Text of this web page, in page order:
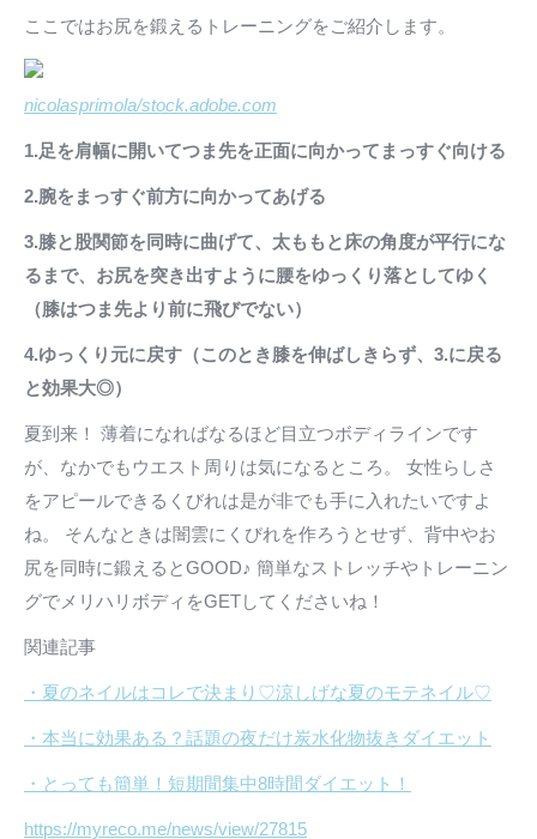
ここではお尻を鍛えるトレーニングをご紹介します。
nicolasprimola/stock.adobe.com
1.足を肩幅に開いてつま先を正面に向かってまっすぐ向ける
2.腕をまっすぐ前方に向かってあげる
3.膝と股関節を同時に曲げて、太ももと床の角度が平行にな
るまで、お尻を突き出すように腰をゆっくり落としてゆく
（膝はつま先より前に飛びでない）
4.ゆっくり元に戻す（このとき膝を伸ばしきらず、3.に戻る
と効果大◎）
夏到来！ 薄着になればなるほど目立つボディラインです
が、なかでもウエスト周りは気になるところ。 女性らしさ
をアピールできるくびれは是が非でも手に入れたいですよ
ね。 そんなときは闇雲にくびれを作ろうとせず、背中やお
尻を同時に鍛えるとGOOD♪ 簡単なストレッチやトレーニン
グでメリハリボディをGETしてくださいね！
関連記事
・夏のネイルはコレで決まり♡涼しげな夏のモテネイル♡
・本当に効果ある？話題の夜だけ炭水化物抜きダイエット
・とっても簡単！短期間集中8時間ダイエット！
https://myreco.me/news/view/27815